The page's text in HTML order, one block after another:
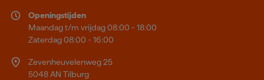
Openingstijden
Maandag t/m vrijdag 08:00 - 18:00
Zaterdag 08:00 - 16:00
Zevenheuvelenweg 25
5048 AN Tilburg